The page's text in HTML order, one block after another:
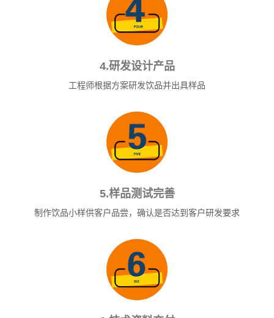
4.研发设计产品
工程师根据方案研发饮品并出具样品
5.样品测试完善
制作饮品小样供客户品尝，确认是否达到客户研发要求